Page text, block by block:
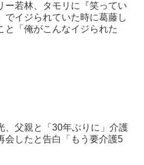
ー若林、タモリに『笑ってい
でイジられていた時に葛藤し
と「俺がこんなイジられた
、父親と「30年ぶりに」介護
会したと告白「もう要介護5